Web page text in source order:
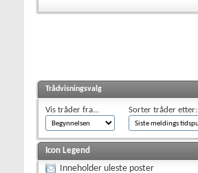
Trådvisningsvalg
Vis tråder fra... Sorter tråder etter:
Icon Legend
Inneholder uleste poster